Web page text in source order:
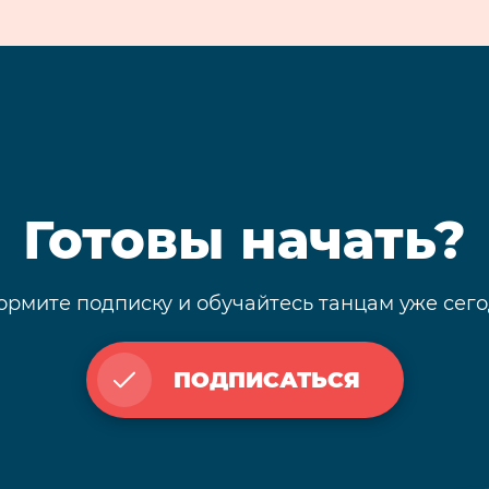
Готовы начать?
подписку и обучайтесь танцам уже
ПОДПИСАТЬСЯ